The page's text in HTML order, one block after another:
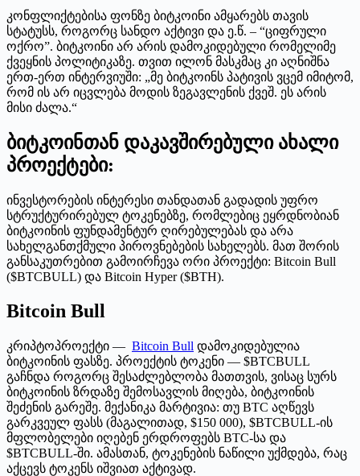
კონფლიქტებისა ფონზე ბიტკოინი ამყარებს თავის
სტატუსს, როგორც სანდო აქტივი და ე.წ. – “ციფრული
ოქრო”. ბიტკოინი არ არის დამოკიდებული რომელიმე
ქვეყნის პოლიტიკაზე. თვით ილონ მასკმაც კი აღნიშნა
ერთ-ერთ ინტერვიუში: „მე ბიტკოინს პატივის ვცემ იმიტომ,
რომ ის არ იცვლება მოდის ზეგავლენის ქვეშ. ეს არის
მისი ძალა.“
ბიტკოინთან დაკავშირებული ახალი
პროექტები:
ინვესტორების ინტერესი თანდათან გადადის უფრო
სტრუქტურირებულ ტოკენებზე, რომლებიც ეყრდნობიან
ბიტკოინის ფუნდამენტურ ღირებულებას და არა
სახელგანთქმული პიროვნებების სახელებს. მათ შორის
განსაკუთრებით გამოირჩევა ორი პროექტი: Bitcoin Bull
($BTCBULL) და Bitcoin Hyper ($BTH).
Bitcoin Bull
კრიპტოპროექტი — Bitcoin Bull დამოკიდებულია
ბიტკოინის ფასზე. პროექტის ტოკენი — $BTCBULL
გაჩნდა როგორც შესაძლებლობა მათთვის, ვისაც სურს
ბიტკოინის ზრდაზე შემოსავლის მიღება, ბიტკოინის
შეძენის გარეშე. მექანიკა მარტივია: თუ BTC აღწევს
გარკვეულ ფასს (მაგალითად, $150 000), $BTCBULL-ის
მფლობელები იღებენ ერდროფებს BTC-სა და
$BTCBULL-ში. ამასთან, ტოკენების ნაწილი უქმდება, რაც
აქცევს ტოკენს იშვიათ აქტივად.